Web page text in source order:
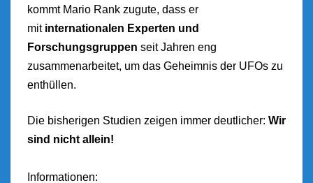
kommt Mario Rank zugute, dass er
mitinternationalen Experten und
Forschungsgruppen seit Jahren eng
zusammenarbeitet, um das Geheimnis der UFOs zu
enthüllen.
Die bisherigen Studien zeigen immer deutlicher: Wir
sind nicht allein!
Informationen: